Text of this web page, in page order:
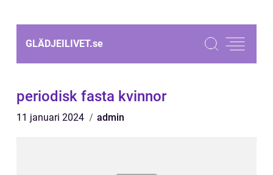
GLÄDJEILIVET.se
periodisk fasta kvinnor
11 januari 2024 admin